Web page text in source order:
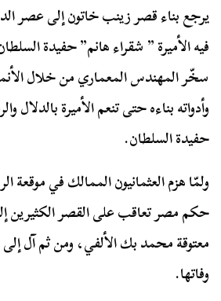
يرجع بناء قصر زينب خاتون إلى عصر
فيه الأميرة ” شقراء هانم” حفيدة
سخّر المهندس المعماري من خلال
وأدواته بناءه حتى تنعم الأميرة بالدلال
حفيدة السلطان.
ولمّا هزم العثمانيون الممالك في موقعة
حكم مصر تعاقب على القصر الكثيرين
معتوقة محمد بك الألفي، ومن ثم آل
وفاتها.